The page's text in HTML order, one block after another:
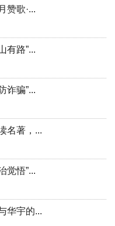
赞歌·...
有路”...
诈骗”...
名著，...
觉悟”...
华宇的...